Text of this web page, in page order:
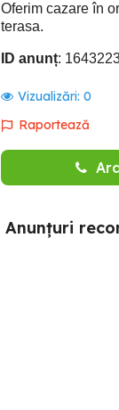
Oferim cazare în
terasa.
ID anunț:
Vizualizări: 0
Raportează
Anunțuri